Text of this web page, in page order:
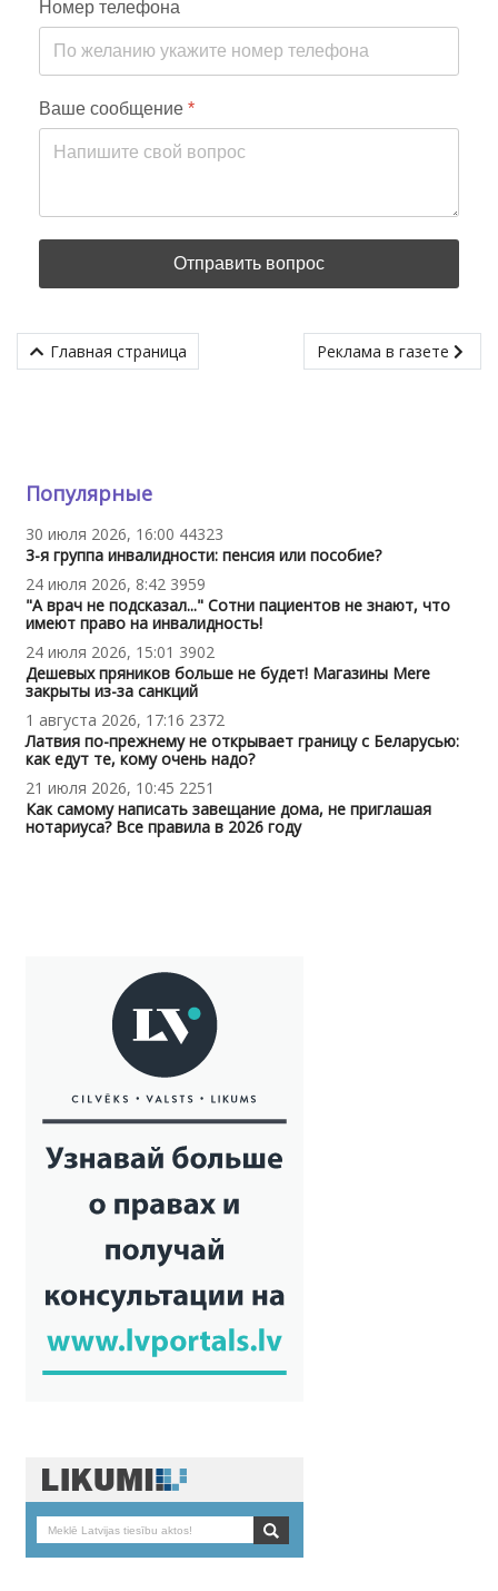
Номер телефона
Ваше сообщение *
Отправить вопрос
Главная страница Реклама в газете
Популярные
30 июля 2026, 16:00 44323
3-я группа инвалидности: пенсия или пособие?
24 июля 2026, 8:42 3959
"А врач не подсказал..." Сотни пациентов не знают, что
имеют право на инвалидность!
24 июля 2026, 15:01 3902
Дешевых пряников больше не будет! Магазины Mere
закрыты из-за санкций
1 августа 2026, 17:16 2372
Латвия по-прежнему не открывает границу с Беларусью:
как едут те, кому очень надо?
21 июля 2026, 10:45 2251
Как самому написать завещание дома, не приглашая
нотариуса? Все правила в 2026 году